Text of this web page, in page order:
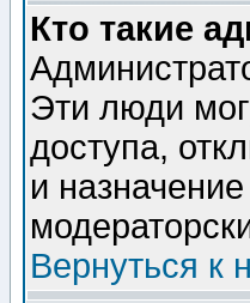
Кто такие
Эти люди
доступа,
и
Вернуться к